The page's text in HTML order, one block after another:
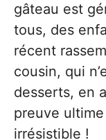
gâteau est
tous, des
récent
cousin, qui
desserts, en
preuve
irrésistible !